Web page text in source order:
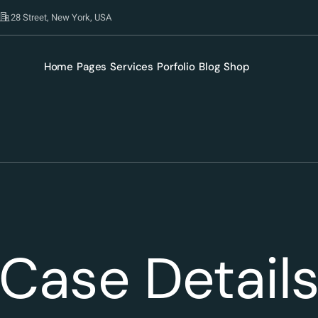
28 Street, New York, USA
Home Pages Services Porfolio Blog Shop